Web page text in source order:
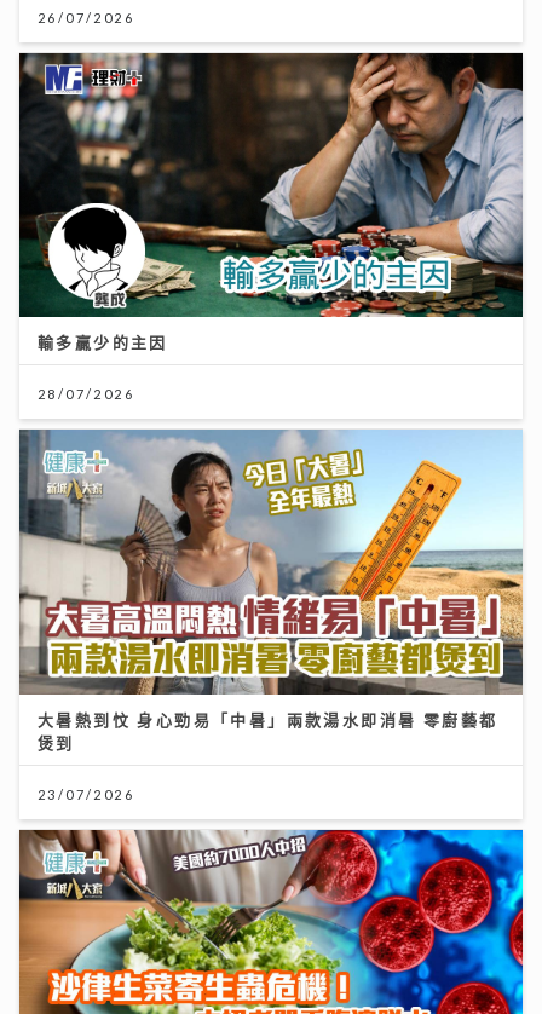
26/07/2026
輸多贏少的主因
28/07/2026
大暑熱到忟 身心勁易「中暑」兩款湯水即消暑 零廚藝都
煲到
23/07/2026